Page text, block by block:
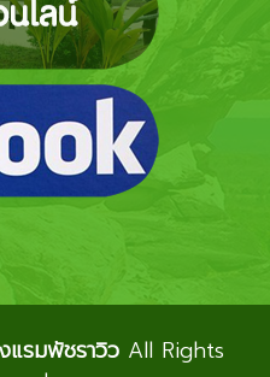
แรมพัชราวิวAll Rights